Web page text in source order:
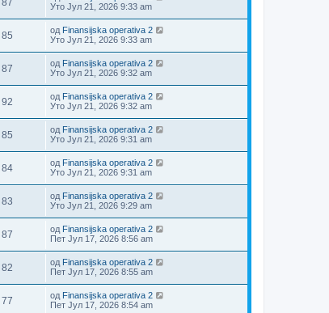
87
Уто Јул 21, 2026 9:33 am
85 од Finansijska operativa 2
Уто Јул 21, 2026 9:33 am
87 од Finansijska operativa 2
Уто Јул 21, 2026 9:32 am
92 од Finansijska operativa 2
Уто Јул 21, 2026 9:32 am
85 од Finansijska operativa 2
Уто Јул 21, 2026 9:31 am
84 од Finansijska operativa 2
Уто Јул 21, 2026 9:31 am
83 од Finansijska operativa 2
Уто Јул 21, 2026 9:29 am
87 од Finansijska operativa 2
Пет Јул 17, 2026 8:56 am
82 од Finansijska operativa 2
Пет Јул 17, 2026 8:55 am
77 од Finansijska operativa 2
Пет Јул 17, 2026 8:54 am